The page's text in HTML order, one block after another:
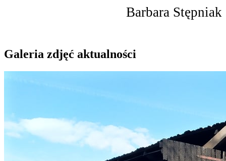
Barbara Stępniak
Galeria zdjęć aktualności